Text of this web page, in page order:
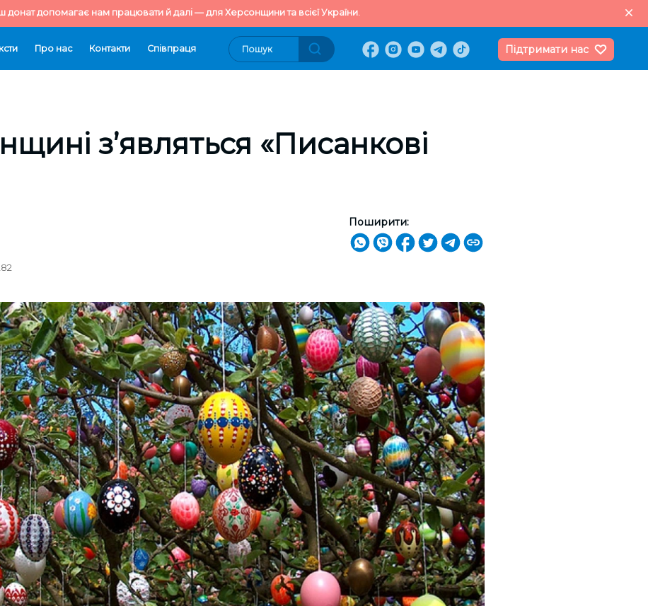
донат допомагає нам працювати й далі — для Херсонщини та всієї України.
Про нас Контакти Cпівпраця Підтримати нас
з’являться «Писанкові
Поширити: